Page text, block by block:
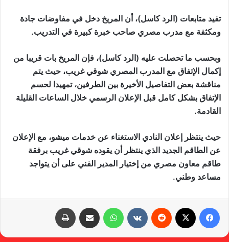
تفيد متابعات (الرد كاسل)، أن المريخ دخل في مفاوضات جادة
ومكثفة مع مدرب مصري صاحب خبرة كبيرة في التدريب.
وبحسب ما تحصلت عليه (الرد كاسل)، فإن المريخ بات قريبا من
إكمال الإتفاق مع المدرب المصري شوقي غريب، حيث يتم
مناقشة بعض التفاصيل الأخيرة بين الطرفين، تمهيدا لحسم
الإتفاق بشكل كامل قبل الإعلان الرسمي خلال الساعات القليلة
القادمة.
حيث ينتظر إعلان النادي الاستغناء عن خدمات ميشو، مع الإعلان
عن الطاقم الجديد الذي ينتظر أن يقوده شوقي غريب برفقة
طاقم معاون مصري من إختيار المدير الفني على أن يتواجد
مساعد وطني.
واتساب